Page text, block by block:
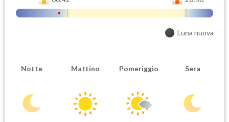
Luna nuova
Notte Mattino Pomeriggio Sera